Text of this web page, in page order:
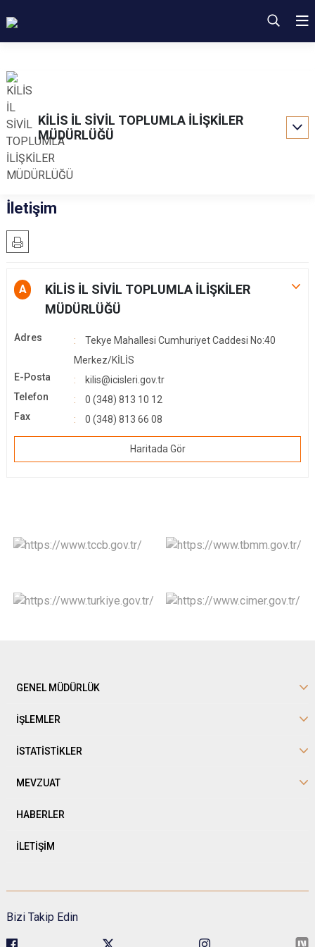
KİLİS İL SİVİL TOPLUMLA İLİŞKİLER
MÜDÜRLÜĞÜ
İletişim
A
KİLİS İL SİVİL TOPLUMLA İLİŞKİLER
MÜDÜRLÜĞÜ
Adres
Tekye Mahallesi Cumhuriyet Caddesi No:40
Merkez/KİLİS
E-Posta
kilis@icisleri.gov.tr
Telefon
0 (348) 813 10 12
Fax
0 (348) 813 66 08
Haritada Gör
GENEL MÜDÜRLÜK
İŞLEMLER
İSTATİSTİKLER
MEVZUAT
HABERLER
İLETİŞİM
Bizi Takip Edin